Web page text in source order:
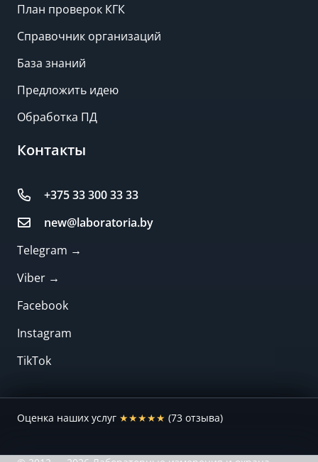
План проверок КГК
Справочник организаций
База знаний
Предложить идею
Обработка ПД
Контакты
+375 33 300 33 33
new@laboratoria.by
Telegram →
Viber →
Facebook
Instagram
TikTok
Оценка наших услуг ★★★★★ (73 отзыва)